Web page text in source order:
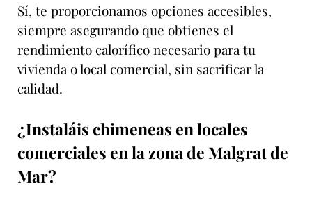
Sí, te proporcionamos opciones accesibles,
siempre asegurando que obtienes el
rendimiento calorífico necesario para tu
vivienda o local comercial, sin sacrificar la
calidad.
¿Instaláis chimeneas en locales
comerciales en la zona de Malgrat de
Mar?